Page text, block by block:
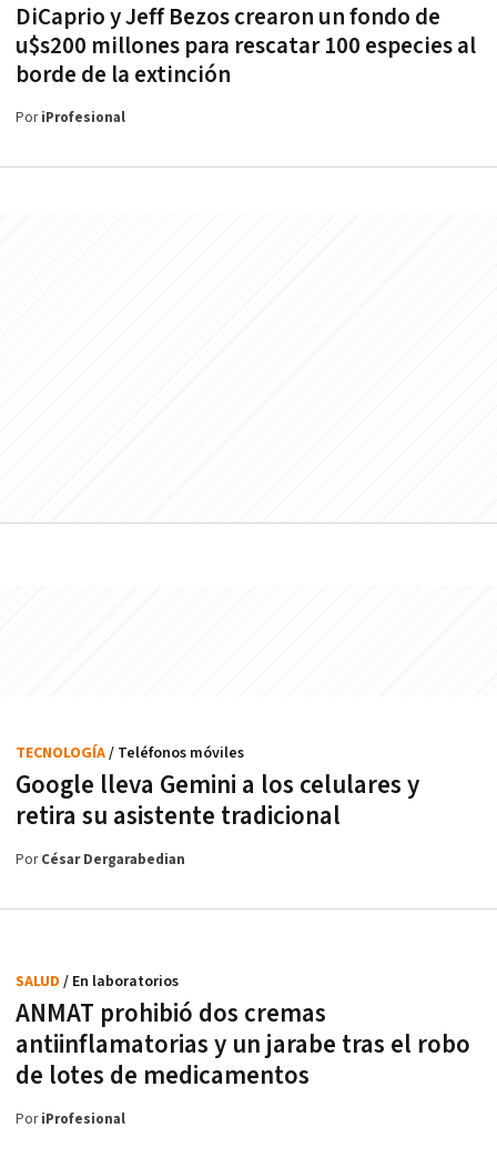
DiCaprio y Jeff Bezos crearon un fondo de
u$s200 millones para rescatar 100 especies al
borde de la extinción
PoriProfesional
Google lleva Gemini a los celulares y
retira su asistente tradicional
TECNOLOGÍA/ Teléfonos móviles
PorCésar Dergarabedian
ANMAT prohibió dos cremas
antiinflamatorias y un jarabe tras el robo
de lotes de medicamentos
SALUD / En laboratorios
PoriProfesional